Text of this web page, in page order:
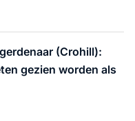
(Crohill):
gezien worden als